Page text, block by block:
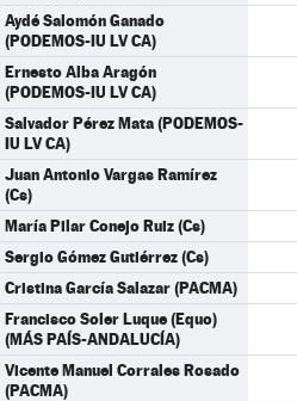
Aydé Salomón Ganado
(PODEMOS-IU LV CA)
Ernesto Alba Aragón
(PODEMOS-IU LV CA)
Salvador Pérez Mata (PODEMOS-
IU LV CA)
Juan Antonio Vargas Ramírez
(Cs)
María Pilar Conejo Ruiz (Cs)
Sergio Gómez Gutiérrez (Cs)
Cristina García Salazar (PACMA)
Francisco Soler Luque (Equo)
(MÁS PAÍS-ANDALUCÍA)
Vicente Manuel Corrales Rosado
(PACMA)